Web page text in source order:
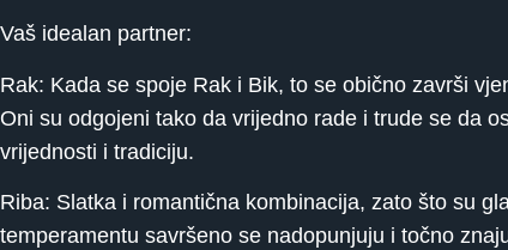
Vaš idealan partner:
Rak: Kada se spoje Rak i Bik, to se obično završi
Oni su odgojeni tako da vrijedno rade i trude se da
vrijednosti i tradiciju.
Riba: Slatka i romantična kombinacija, zato što su
temperamentu savršeno se nadopunjuju i točno